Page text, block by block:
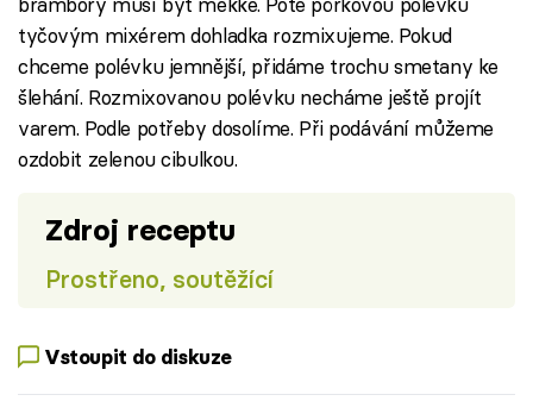
tyčovým mixérem dohladka rozmixujeme. Pokud
chceme polévku jemnější, přidáme trochu smetany ke
šlehání. Rozmixovanou polévku necháme ještě projít
varem. Podle potřeby dosolíme. Při podávání můžeme
ozdobit zelenou cibulkou.
Zdroj receptu
Prostřeno, soutěžící
Vstoupit do diskuze